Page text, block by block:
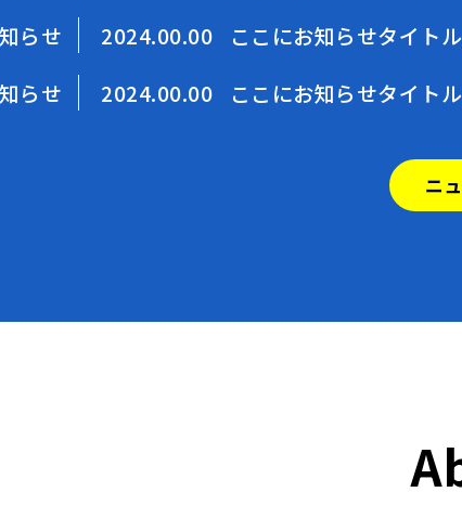
らせ
2024.00.00
ここにお知らせタイト
らせ
2024.00.00 ここにお知らせタイト
ニ